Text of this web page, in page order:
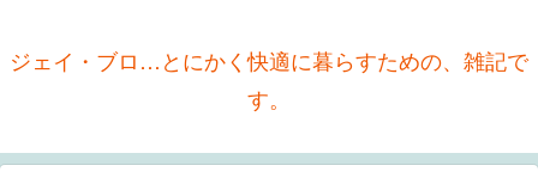
ジェイ・ブロ…とにかく快適に暮らすための、雑記で
す。